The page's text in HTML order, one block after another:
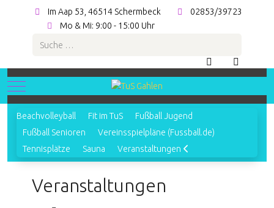
Im Aap 53, 46514 Schermbeck
02853/39723
Mo & Mi: 9:00 - 15:00 Uhr
Suchen
Mobile Menu Toggle
Beachvolleyball Fit im TuS
Fußball Jugend
Fußball Senioren
Vereinsspielpläne (Fussball.de)
Tennisplätze
Sauna Veranstaltungen
Veranstaltungen